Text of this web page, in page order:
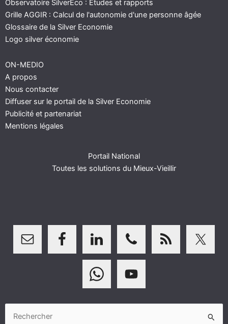
Observatoire SilverEco : Etudes et rapports
Grille AGGIR : Calcul de l'autonomie d'une personne âgée
Glossaire de la Silver Economie
Logo silver économie
ON-MEDIO
A propos
Nous contacter
Diffuser sur le portail de la Silver Economie
Publicité et partenariat
Mentions légales
Portail National
Toutes les solutions du Mieux-Vieillir